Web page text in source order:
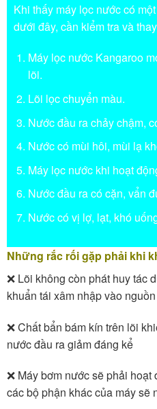
Khi thấy máy lọc nước có
dưới đây, cần kiểm tra và
Máy lọc nước Kangaroo
lõi.
Lõi lọc chuyển màu.
Nước đầu ra chảy chậm,
Nước có mùi hôi, mùi lạ
Máy lọc nước khi hoạt
Nước đầu ra có cặn, vẩn
Nước có vị lợ, lạt, khó
Những rắc rối gặp phải khi
❌ Lõi không còn phát huy tác
khuẩn tái xâm nhập vào
❌ Chất bẩn bám kín trên lõi
nước đầu ra giảm đáng kể
❌ Máy bơm nước sẽ phải
các bộ phận khác của máy sẽ